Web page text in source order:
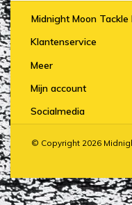
Midnight Moon Tackle
Klantenservice
Meer
Mijn account
Socialmedia
© Copyright 2026